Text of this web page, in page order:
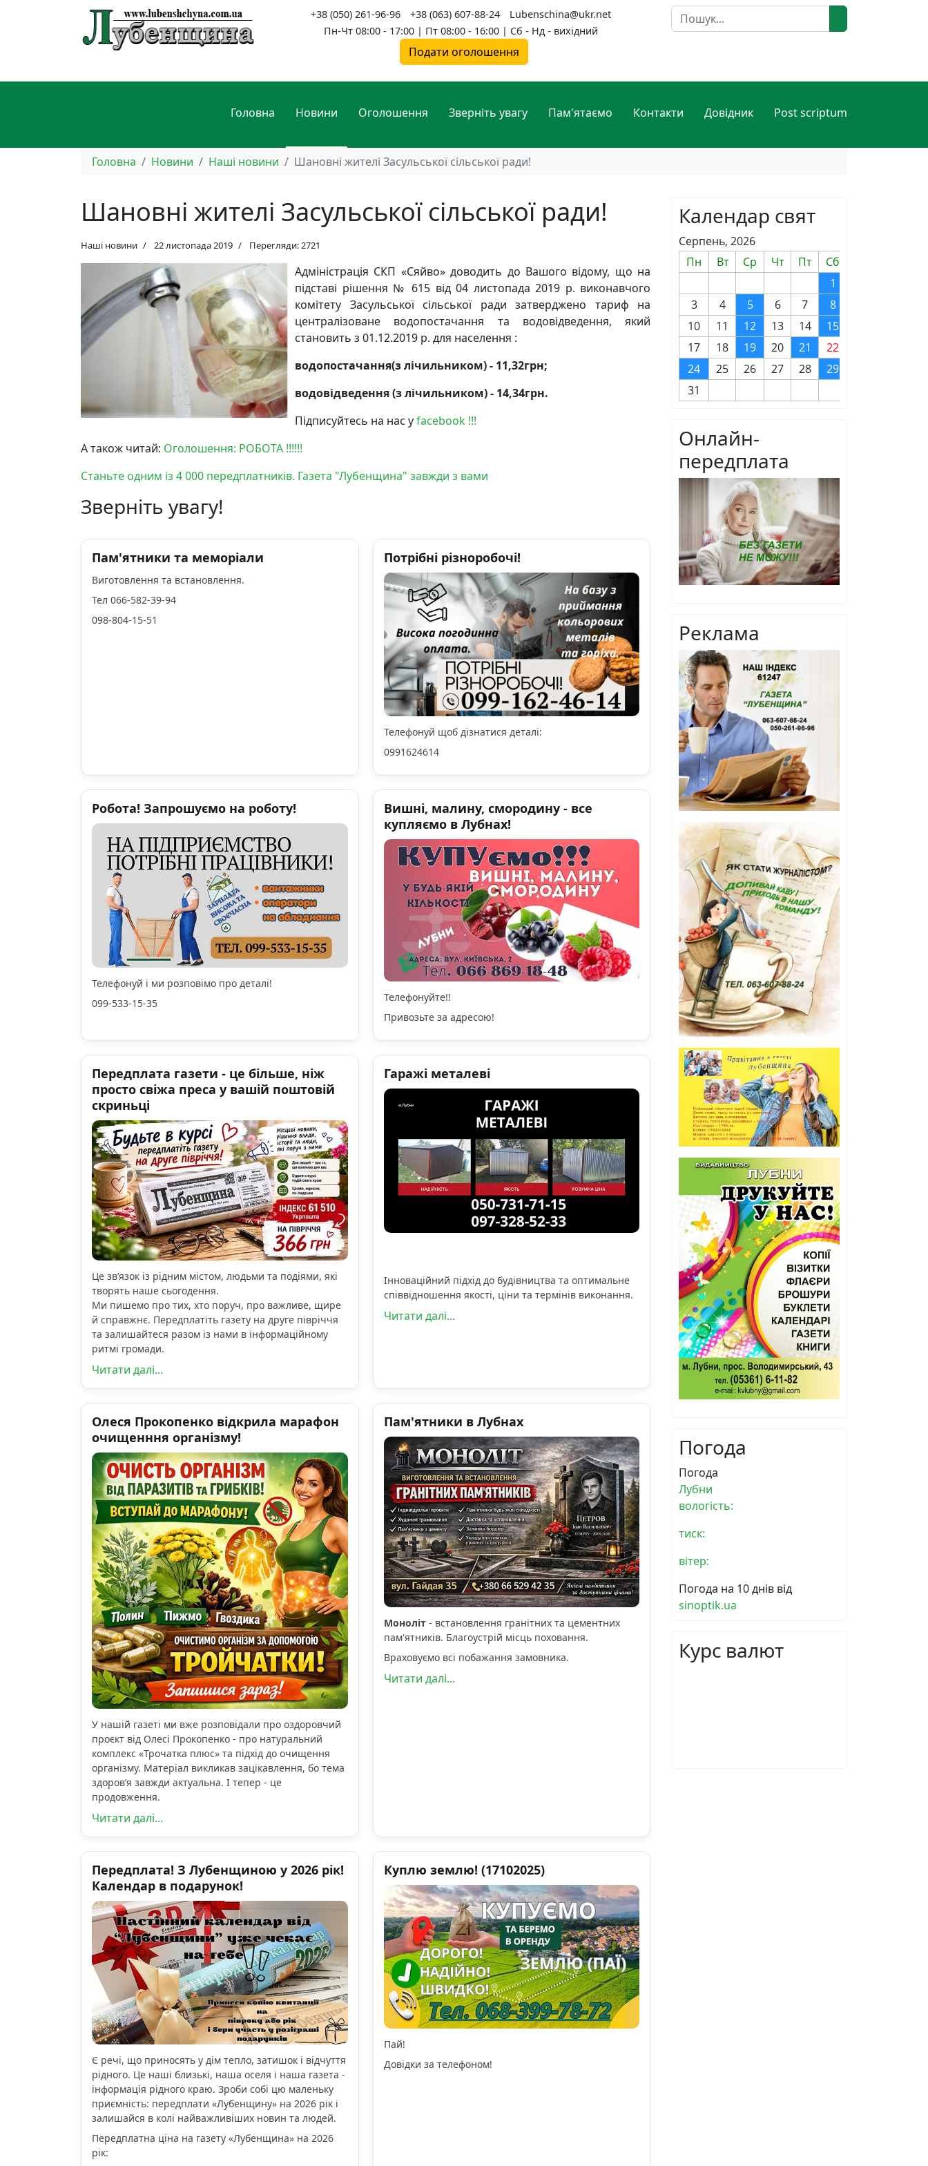
+38 (050) 261-96-96 +38 (063) 607-88-24
Lubenschina@ukr.net
Пн-Чт 08:00 - 17:00 | Пт 08:00 - 16:00 | Сб - Нд - вихідний
Подати оголошення
Пошук
Головна Новини Оголошення Зверніть увагу Пам'ятаємо Контакти Довідник Post scriptum
Головна Новини Наші новини Шановні жителі Засульської сільської ради!
Шановні жителі Засульської сільської ради!
Наші новини 22 листопада 2019 Перегляди: 2721
Адміністрація СКП «Сяйво» доводить до Вашого відому, що на
підставі рішення № 615 від 04 листопада 2019 р. виконавчого
комітету Засульської сільської ради затверджено тариф на
централізоване водопостачання та водовідведення, який
становить з 01.12.2019 р. для населення :
водопостачання(з лічильником) - 11,32грн;
водовідведення (з лічильником) - 14,34грн.
Підписуйтесь на нас уfacebook !!!
А також читай: Оголошення: РОБОТА !!!!!!
Станьте одним із 4 000 передплатників. Газета "Лубенщина" завжди з вами
Зверніть увагу!
Пам'ятники та меморіали
Виготовлення та встановлення.
Тел 066-582-39-94
098-804-15-51
Потрібні різноробочі!
Телефонуй щоб дізнатися деталі:
0991624614
Робота! Запрошуємо на роботу!
Телефонуй і ми розповімо про деталі!
099-533-15-35
Вишні, малину, смородину - все
купляємо в Лубнах!
Телефонуйте!!
Привозьте за адресою!
Передплата газети - це більше, ніж
просто свіжа преса у вашій поштовій
скриньці
Це зв’язок із рідним містом, людьми та подіями, які
творять наше сьогодення.
Ми пишемо про тих, хто поруч, про важливе, щире
й справжнє. Передплатіть газету на друге півріччя
та залишайтеся разом із нами в інформаційному
ритмі громади.
Читати далі...
Гаражі металеві
Інноваційний підхід до будівництва та оптимальне
співвідношення якості, ціни та термінів виконання.
Читати далі...
Олеся Прокопенко відкрила марафон
очищенння організму!
У нашій газеті ми вже розповідали про оздоровчий
проєкт від Олесі Прокопенко - про натуральний
комплекс «Трочатка плюс» та підхід до очищення
організму. Матеріал викликав зацікавлення, бо тема
здоров’я завжди актуальна. І тепер - це
продовження.
Читати далі...
Пам'ятники в Лубнах
Моноліт- встановлення гранітних та цементних
пам'ятників. Благоустрій місць поховання.
Враховуємо всі побажання замовника.
Читати далі...
Передплата! З Лубенщиною у 2026 рік!
Календар в подарунок!
Є речі, що приносять у дім тепло, затишок і відчуття
рідного. Це наші близькі, наша оселя і наша газета -
інформація рідного краю. Зроби собі цю маленьку
приємність: передплати «Лубенщину» на 2026 рік і
залишайся в колі найважливіших новин та людей.
Передплатна ціна на газету «Лубенщина» на 2026
рік:
Куплю землю! (17102025)
Пай!
Довідки за телефоном!
Календар свят
Серпень, 2026
Пн
Вт Ср Чт Пт Сб
1
3
4 5 6 7 8
10
11 12 13 14 15
17
18 19 20 21 22
24
25 26 27 28 29
31
Онлайн-
передплата
Реклама
Погода
Погода
Лубни
вологість:
тиск:
вітер:
Погода на 10 днів від
sinoptik.ua
Курс валют